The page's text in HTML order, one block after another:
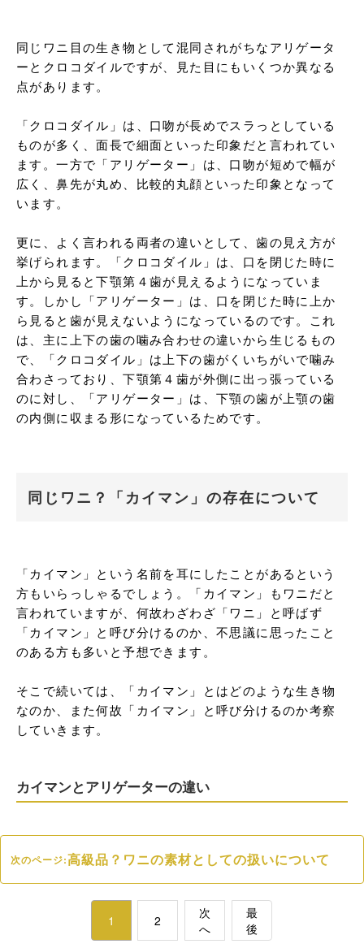
同じワニ目の生き物として混同されがちなアリゲータ
ーとクロコダイルですが、見た目にもいくつか異なる
点があります。
「クロコダイル」は、口吻が長めでスラっとしている
ものが多く、面長で細面といった印象だと言われてい
ます。一方で「アリゲーター」は、口吻が短めで幅が
広く、鼻先が丸め、比較的丸顔といった印象となって
います。
更に、よく言われる両者の違いとして、歯の見え方が
挙げられます。「クロコダイル」は、口を閉じた時に
上から見ると下顎第４歯が見えるようになっていま
す。しかし「アリゲーター」は、口を閉じた時に上か
ら見ると歯が見えないようになっているのです。これ
は、主に上下の歯の噛み合わせの違いから生じるもの
で、「クロコダイル」は上下の歯がくいちがいで噛み
合わさっており、下顎第４歯が外側に出っ張っている
のに対し、「アリゲーター」は、下顎の歯が上顎の歯
の内側に収まる形になっているためです。
同じワニ？「カイマン」の存在について
「カイマン」という名前を耳にしたことがあるという
方もいらっしゃるでしょう。「カイマン」もワニだと
言われていますが、何故わざわざ「ワニ」と呼ばず
「カイマン」と呼び分けるのか、不思議に思ったこと
のある方も多いと予想できます。
そこで続いては、「カイマン」とはどのような生き物
なのか、また何故「カイマン」と呼び分けるのか考察
していきます。
カイマンとアリゲーターの違い
次のページ:高級品？ワニの素材としての扱いについて
1 2
次
へ
最
後